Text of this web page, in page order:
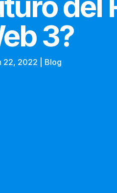
3?
22, 2022 Blog